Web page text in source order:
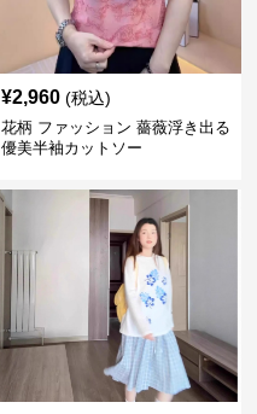
¥2,960 (税込)
花柄 ファッション 薔薇浮き出る
優美半袖カットソー